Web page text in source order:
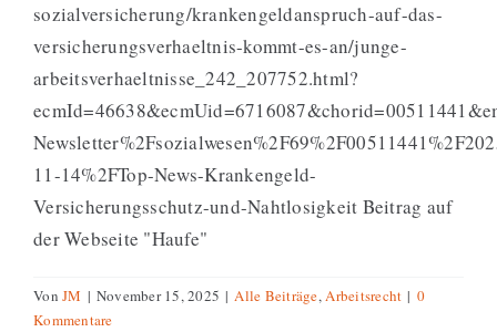
sozialversicherung/krankengeldanspruch-auf-das-
versicherungsverhaeltnis-kommt-es-an/junge-
arbeitsverhaeltnisse_242_207752.html?
11-14%2FTop-News-Krankengeld-
Versicherungsschutz-und-Nahtlosigkeit Beitrag auf
der Webseite "Haufe"
VonJM | November 15, 2025 | Alle Beiträge,Arbeitsrecht | 0
Kommentare